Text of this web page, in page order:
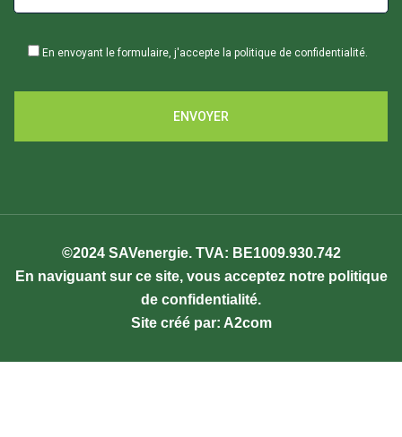
En envoyant le formulaire, j'accepte la politique de confidentialité
ENVOYER
©2024 SAVenergie. TVA: BE1009.930.742
En naviguant sur ce site, vous acceptez notre politique
de confidentialité.
Site créé par: A2com